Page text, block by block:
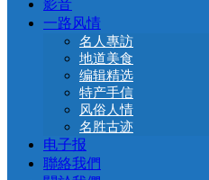
影音
一路风情
名人專訪
地道美食
编辑精选
特产手信
风俗人情
名胜古迹
电子报
聯絡我們